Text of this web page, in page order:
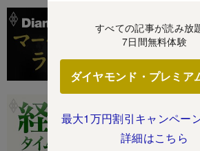
すべての記事が読み放
7日間無料体験
ダイヤモンド・プレミア
最大1万円割引キャンペー
詳細はこちら